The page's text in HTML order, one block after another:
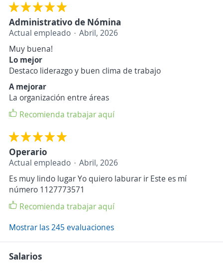
Administrativo de Nómina
Actual empleado
Abril, 2026
Muy buena!
Lo mejor
Destaco liderazgo y buen clima de trabajo
A mejorar
La organización entre áreas
Recomienda trabajar aquí
Operario
Actual empleado
Abril, 2026
Es muy lindo lugar Yo quiero laburar ir Este es mí
número 1127773571
Recomienda trabajar aquí
Mostrar las 245 evaluaciones
Salarios